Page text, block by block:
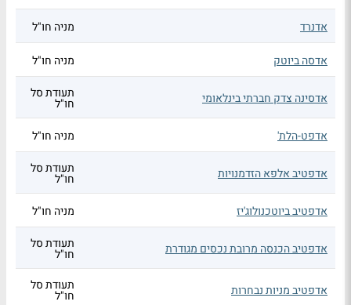
אדנרד מניה חו"ל
אדסה ביוטק מניה חו"ל
אדסינה צדק חברתי בינלאומי תעודת סל
חו"ל
אדפט-הלת'
מניה חו"ל
אדפטיב אלפא הזדמנויות תעודת סל
חו"ל
אדפטיב ביוטכנולוג'יז
מניה חו"ל
אדפטיב הכנסה מרובת נכסים מגודרת תעודת סל
חו"ל
אדפטיב מניות נבחרות תעודת סל
חו"ל